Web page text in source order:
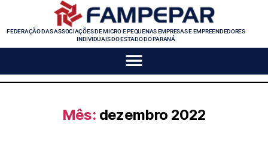
FEDERAÇÃO DAS ASSOCIAÇÕES DE MICRO E PEQUENAS EMPRESAS E EMPREENDEDORES
INDIVIDUAIS DO ESTADO DO PARANÁ
Mês: dezembro 2022